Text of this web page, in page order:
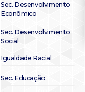
Sec. Desenvolvimento
Econômico
Sec. Desenvolvimento
Social
Igualdade Racial
Sec. Educação